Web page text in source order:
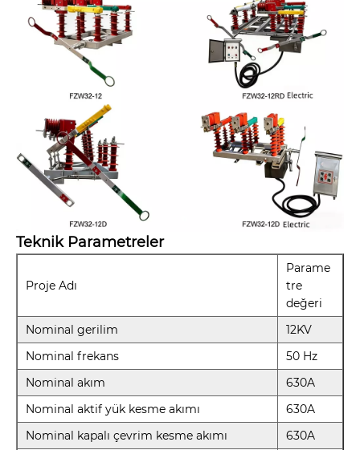
Teknik Parametreler
Proje Adı
Parame
tre
değeri
Nominal gerilim
12KV
Nominal frekans
50 Hz
Nominal akım
630A
Nominal aktif yük kesme akımı
630A
Nominal kapalı çevrim kesme akımı
630A